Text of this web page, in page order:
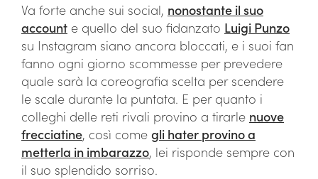
Va forte anche sui social, nonostante il suo
account e quello del suo fidanzato Luigi Punzo
su Instagram siano ancora bloccati, e i suoi fan
fanno ogni giorno scommesse per prevedere
quale sarà la coreografia scelta per scendere
le scale durante la puntata. E per quanto i
colleghi delle reti rivali provino a tirarle nuove
frecciatine, così come gli hater provino a
metterla in imbarazzo, lei risponde sempre con
il suo splendido sorriso.